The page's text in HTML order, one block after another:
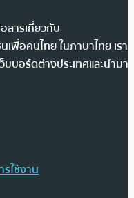
สารเกี่ยวกับ
เพื่อคนไทย ในภาษาไทย เรา
บอร์ดต่างประเทศและนำมา
ใช้งาน